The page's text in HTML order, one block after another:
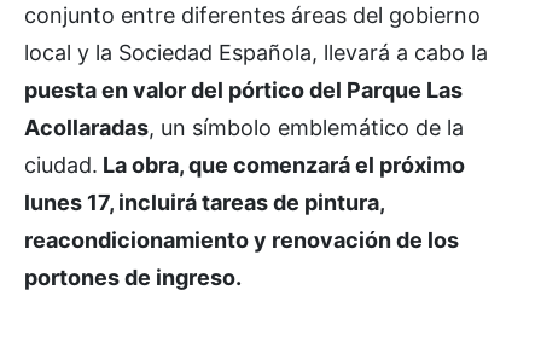
conjunto entre diferentes áreas del gobierno
local y la Sociedad Española, llevará a cabo la
puesta en valor del pórtico del Parque Las
Acollaradas, un símbolo emblemático de la
ciudad. La obra, que comenzará el próximo
lunes 17, incluirá tareas de pintura,
reacondicionamiento y renovación de los
portones de ingreso.